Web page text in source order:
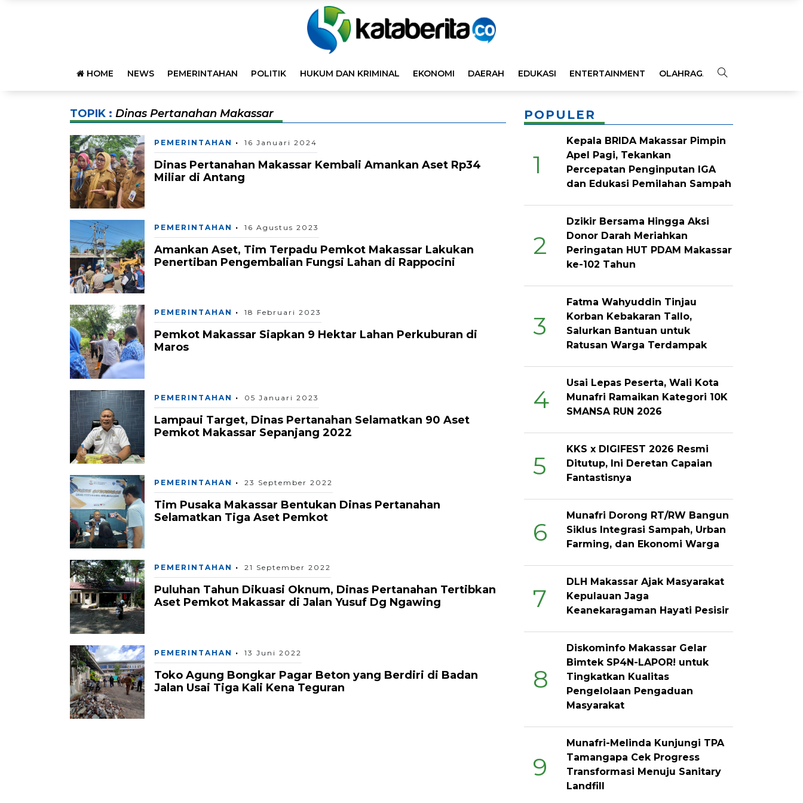
HOME NEWS PEMERINTAHAN POLITIK HUKUM DAN KRIMINAL EKONOMI DAERAH EDUKASI ENTERTAINMENT OLAHRAGA OPINI
TOPIK : Dinas Pertanahan Makassar
PEMERINTAHAN 16 Januari 2024
Dinas Pertanahan Makassar Kembali Amankan Aset Rp34
Miliar di Antang
PEMERINTAHAN 16 Agustus 2023
Amankan Aset, Tim Terpadu Pemkot Makassar Lakukan
Penertiban Pengembalian Fungsi Lahan di Rappocini
PEMERINTAHAN 18 Februari 2023
Pemkot Makassar Siapkan 9 Hektar Lahan Perkuburan di
Maros
PEMERINTAHAN 05 Januari 2023
Lampaui Target, Dinas Pertanahan Selamatkan 90 Aset
Pemkot Makassar Sepanjang 2022
PEMERINTAHAN 23 September 2022
Tim Pusaka Makassar Bentukan Dinas Pertanahan
Selamatkan Tiga Aset Pemkot
PEMERINTAHAN 21 September 2022
Puluhan Tahun Dikuasi Oknum, Dinas Pertanahan Tertibkan
Aset Pemkot Makassar di Jalan Yusuf Dg Ngawing
PEMERINTAHAN 13 Juni 2022
Toko Agung Bongkar Pagar Beton yang Berdiri di Badan
Jalan Usai Tiga Kali Kena Teguran
POPULER
1
Kepala BRIDA Makassar Pimpin
Apel Pagi, Tekankan
Percepatan Penginputan IGA
dan Edukasi Pemilahan Sampah
2
Dzikir Bersama Hingga Aksi
Donor Darah Meriahkan
Peringatan HUT PDAM Makassar
ke-102 Tahun
3
Fatma Wahyuddin Tinjau
Korban Kebakaran Tallo,
Salurkan Bantuan untuk
Ratusan Warga Terdampak
4
Usai Lepas Peserta, Wali Kota
Munafri Ramaikan Kategori 10K
SMANSA RUN 2026
5
KKS x DIGIFEST 2026 Resmi
Ditutup, Ini Deretan Capaian
Fantastisnya
6
Munafri Dorong RT/RW Bangun
Siklus Integrasi Sampah, Urban
Farming, dan Ekonomi Warga
7
DLH Makassar Ajak Masyarakat
Kepulauan Jaga
Keanekaragaman Hayati Pesisir
8
Diskominfo Makassar Gelar
Bimtek SP4N-LAPOR! untuk
Tingkatkan Kualitas
Pengelolaan Pengaduan
Masyarakat
9
Munafri-Melinda Kunjungi TPA
Tamangapa Cek Progress
Transformasi Menuju Sanitary
Landfill